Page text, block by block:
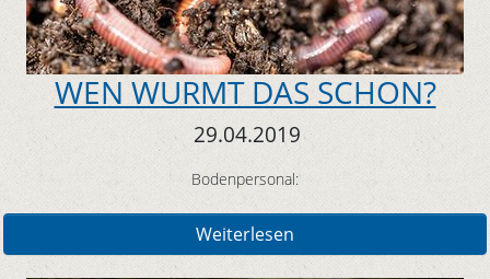
WEN WURMT DAS SCHON?
29.04.2019
Bodenpersonal:
Weiterlesen